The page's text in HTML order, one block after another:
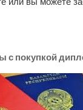
с покупкой